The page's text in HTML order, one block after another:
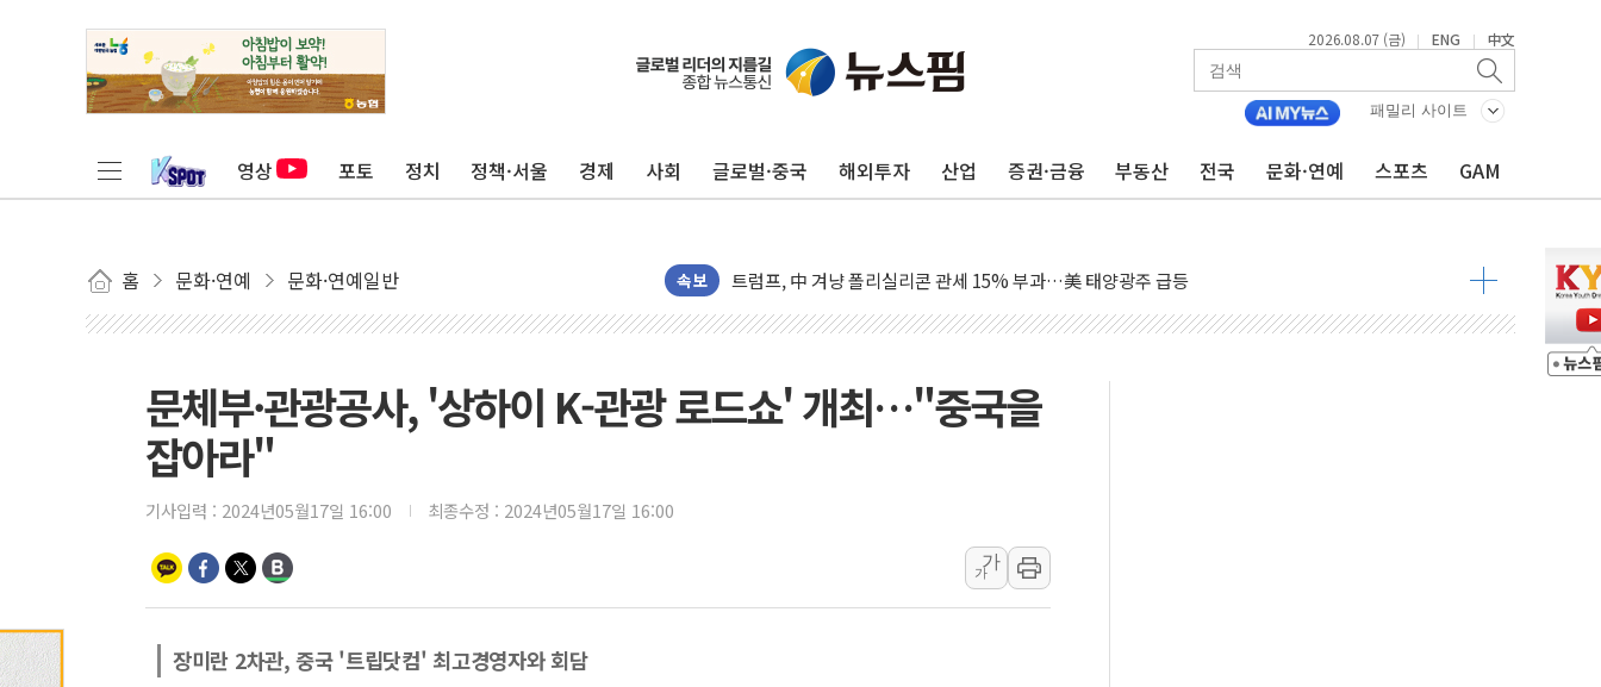
2026.08.07 (금) | ENG | 中文
패밀리 사이트
영상 포토 정치 정책·서울 경제 사회 글로벌·중국 해외투자 산업 증권·금융 부동산 전국 문화·연예 스포츠 GAM
홈 문화·연예 문화·연예일반 속보
보훈부, 미 DPAA와 MOU… "6·25 미군 실종자 7359명 끝까지 찾겠다"
트럼프 "금리 내려야"…파월 때와 달리 워시엔 톤 낮춰
李 "해남 태양광, 대한민국 다음 100년 밑거름…수도권 집중 완화 전환점"
李 대통령, '6시간 마라톤 부동산 2차 회의' 주재… "전폭적 공급 확대·속도전 총력"
[사진] 빈살만과 에르도안의 만남
이란와이어 "이란 최고지도자 위독…곧 사망해도 놀랍지 않아"
[인도증시] 중동 불안 속 유가 상승에 소폭 하락...금융주 낙폭 커
황희 '폐버스 청년주택' SNS 글 역풍에 "정부정책 아냐" 해명
용산공원·그린벨트로 또 충돌…반복되는 국토부-서울시 '정책 엇박자'
[AI 부동산 투데이] 특공 전략도 '극과 극'…생애최초만 경쟁 치열
문체부·관광공사, '상하이 K-관광 로드쇼' 개최…"중국을
잡아라"
기사입력 : 2024년05월17일 16:00 최종수정 : 2024년05월17일 16:00
가
가
장미란 2차관, 중국 '트립닷컴' 최고경영자와 회담